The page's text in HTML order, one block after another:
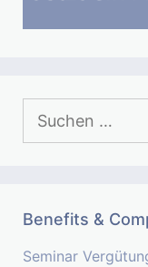
nach:
Benefits &
Seminar